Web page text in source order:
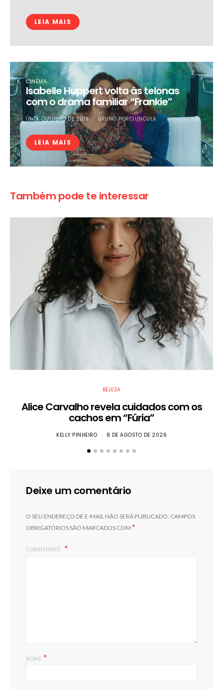
LEIA MAIS
CINEMA
Isabelle Huppert volta às telonas
com o drama familiar “Frankie”
18 DE OUTUBRO DE 2019 BRUNO PORCIUNCULA
LEIA MAIS
Também pode te interessar
BELEZA
Alice Carvalho revela cuidados com os
cachos em “Fúria”
KELLY PINHEIRO 8 DE AGOSTO DE 2026
Deixe um comentário
O SEU ENDEREÇO DE E-MAIL NÃO SERÁ PUBLICADO. CAMPOS
OBRIGATÓRIOS SÃO MARCADOS COM *
COMENTÁRIO
NOME *